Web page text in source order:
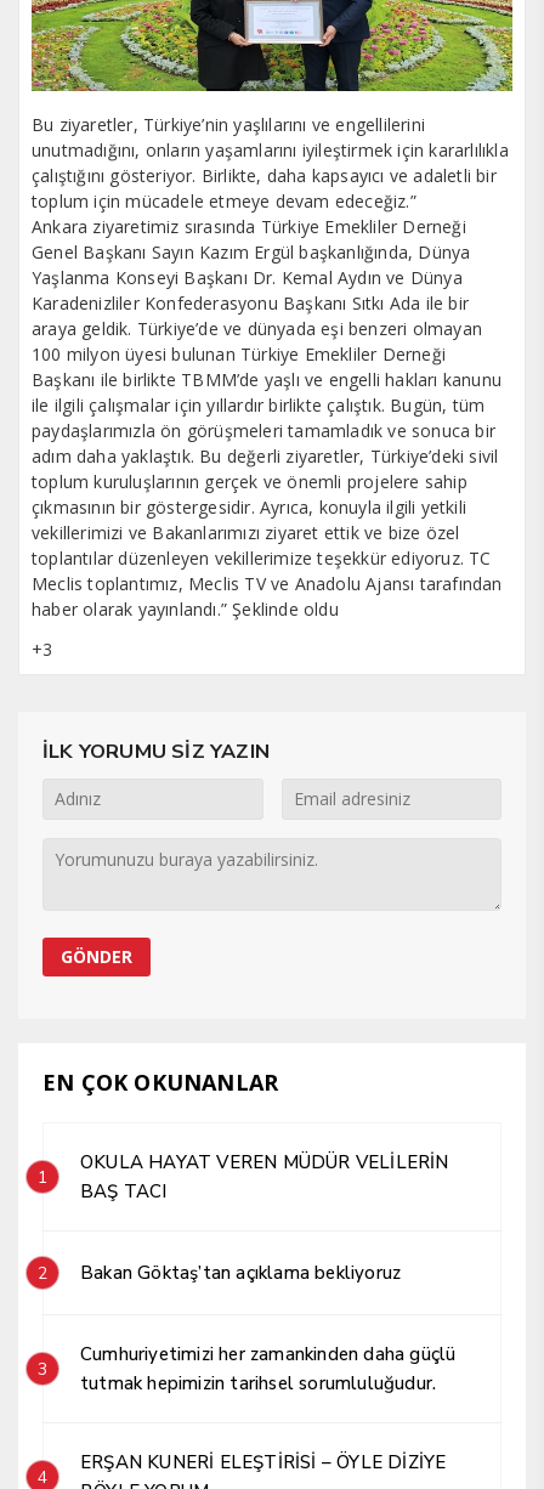
Bu ziyaretler, Türkiye’nin yaşlılarını ve engellilerini
unutmadığını, onların yaşamlarını iyileştirmek için kararlılıkla
çalıştığını gösteriyor. Birlikte, daha kapsayıcı ve adaletli bir
toplum için mücadele etmeye devam edeceğiz.”
Ankara ziyaretimiz sırasında Türkiye Emekliler Derneği
Genel Başkanı Sayın Kazım Ergül başkanlığında, Dünya
Yaşlanma Konseyi Başkanı Dr. Kemal Aydın ve Dünya
Karadenizliler Konfederasyonu Başkanı Sıtkı Ada ile bir
araya geldik. Türkiye’de ve dünyada eşi benzeri olmayan
100 milyon üyesi bulunan Türkiye Emekliler Derneği
Başkanı ile birlikte TBMM’de yaşlı ve engelli hakları kanunu
ile ilgili çalışmalar için yıllardır birlikte çalıştık. Bugün, tüm
paydaşlarımızla ön görüşmeleri tamamladık ve sonuca bir
adım daha yaklaştık. Bu değerli ziyaretler, Türkiye’deki sivil
toplum kuruluşlarının gerçek ve önemli projelere sahip
çıkmasının bir göstergesidir. Ayrıca, konuyla ilgili yetkili
vekillerimizi ve Bakanlarımızı ziyaret ettik ve bize özel
toplantılar düzenleyen vekillerimize teşekkür ediyoruz. TC
Meclis toplantımız, Meclis TV ve Anadolu Ajansı tarafından
haber olarak yayınlandı.” Şeklinde oldu
+3
İLK YORUMU SİZ YAZIN
EN ÇOK OKUNANLAR
1
OKULA HAYAT VEREN MÜDÜR VELİLERİN
BAŞ TACI
2 Bakan Göktaş’tan açıklama bekliyoruz
3
Cumhuriyetimizi her zamankinden daha güçlü
tutmak hepimizin tarihsel sorumluluğudur.
4
ERŞAN KUNERİ ELEŞTİRİSİ – ÖYLE DİZİYE